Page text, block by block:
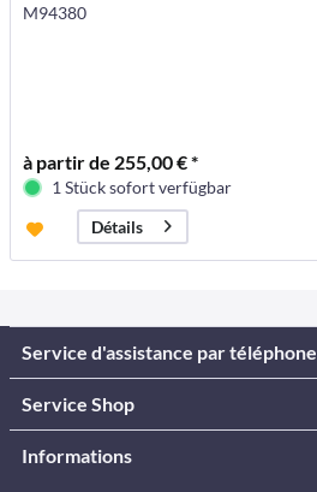
M94380
à partir de 255,00 € *
1 Stück sofort verfügbar
Détails
Service d'assistance par téléphone
Service Shop
Informations